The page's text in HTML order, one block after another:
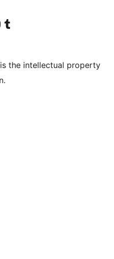
जानुहोस्
हाम्रो टम्बलर खाता भ्रमण गर्नुहोस्
the intellectual property